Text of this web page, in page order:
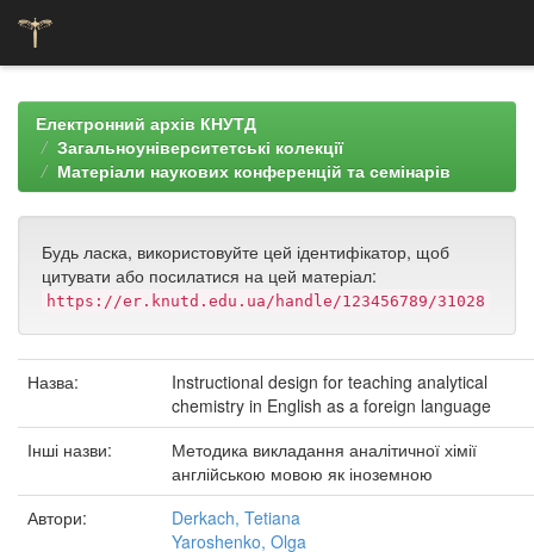
navigationЕлектронний архів КНУТД
Загальноуніверситетські колекції
Матеріали наукових конференцій та семінарів
Будь ласка, використовуйте цей ідентифікатор, щоб
цитувати або посилатися на цей матеріал:
https://er.knutd.edu.ua/handle/123456789/31028
Назва:
Instructional design for teaching analytical
chemistry in English as a foreign language
Інші назви:
Методика викладання аналітичної хімії
англійською мовою як іноземною
Автори:
Derkach, Tetiana
Yaroshenko, Olga